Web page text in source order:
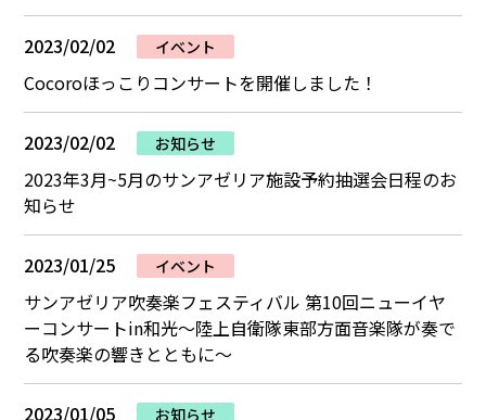
2023/02/02 イベント
Cocoroほっこりコンサートを開催しました！
2023/02/02 お知らせ
2023年3月~5月のサンアゼリア施設予約抽選会日程のお
知らせ
2023/01/25 イベント
サンアゼリア吹奏楽フェスティバル 第10回ニューイヤ
ーコンサートin和光～陸上自衛隊東部方面音楽隊が奏で
る吹奏楽の響きとともに～
2023/01/05 お知らせ